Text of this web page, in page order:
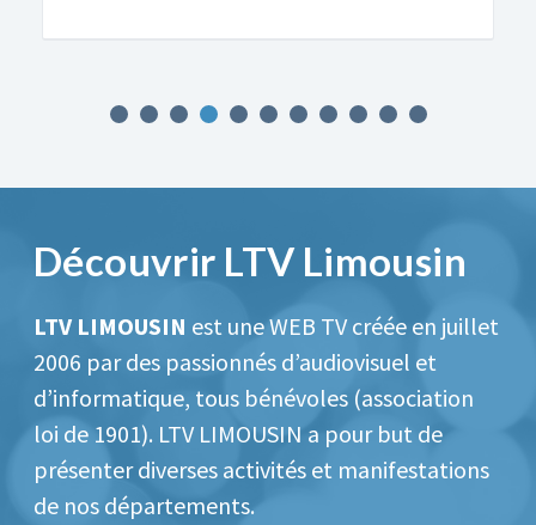
Découvrir LTV Limousin
LTV LIMOUSIN est une WEB TV créée en juillet
2006 par des passionnés d’audiovisuel et
d’informatique, tous bénévoles (association
loi de 1901). LTV LIMOUSIN a pour but de
présenter diverses activités et manifestations
de nos départements.